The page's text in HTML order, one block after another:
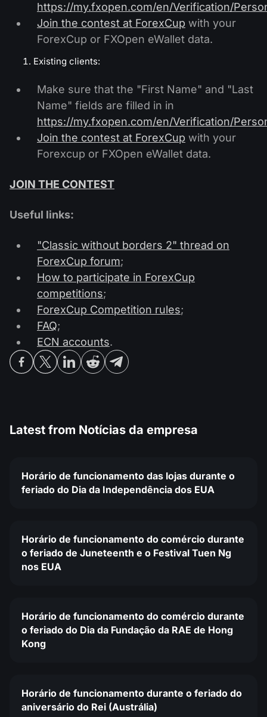
https://my.fxopen.com/en/Verification/
Join the contest at ForexCup with your
ForexCup or FXOpen eWallet data.
Existing clients:
Make sure that the "First Name" and "Last
Name" fields are filled in in
https://my.fxopen.com/en/Verification/
Join the contest at ForexCup with your
Forexcup or FXOpen eWallet data.
JOIN THE CONTEST
Useful links:
"Classic without borders 2" thread on
ForexCup forum;
How to participate in ForexCup
competitions;
ForexCup Competition rules;
FAQ;
ECN accounts.
Latest from Notícias da empresa
Horário de funcionamento das lojas durante o
feriado do Dia da Independência dos EUA
Horário de funcionamento do comércio durante
o feriado de Juneteenth e o Festival Tuen Ng
nos EUA
Horário de funcionamento do comércio durante
o feriado do Dia da Fundação da RAE de Hong
Kong
Horário de funcionamento durante o feriado do
aniversário do Rei (Austrália)